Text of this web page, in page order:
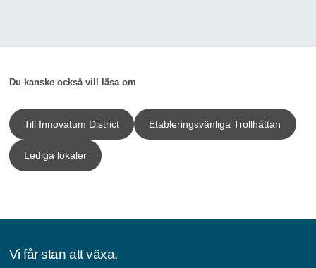
Du kanske också vill läsa om
Till Innovatum District Etableringsvänliga Trollhättan
Lediga lokaler
Vi får stan att växa.